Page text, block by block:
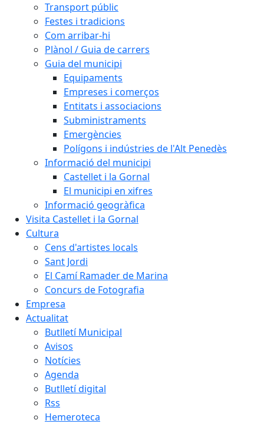
Transport públic
Festes i tradicions
Com arribar-hi
Plànol / Guia de carrers
Guia del municipi
Equipaments
Empreses i comerços
Entitats i associacions
Subministraments
Emergències
Polígons i indústries de l'Alt Penedès
Informació del municipi
Castellet i la Gornal
El municipi en xifres
Informació geogràfica
Visita Castellet i la Gornal
Cultura
Cens d'artistes locals
Sant Jordi
El Camí Ramader de Marina
Concurs de Fotografia
Empresa
Actualitat
Butlletí Municipal
Avisos
Notícies
Agenda
Butlletí digital
Rss
Hemeroteca